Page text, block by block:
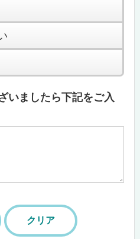
いましたら下記をご入